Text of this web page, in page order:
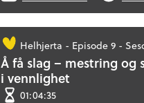
Helhjerta - Episode 9 -
Å få slag – mestring og
i vennlighet
01:04:35